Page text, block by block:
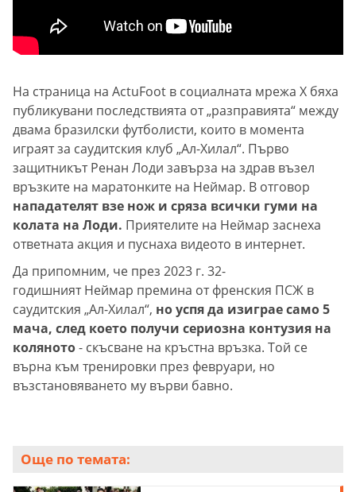
На страница на ActuFoot в социалната мрежа X бяха
публикувани последствията от „разправията“ между
двама бразилски футболисти, които в момента
играят за саудитския клуб „Ал-Хилал“. Първо
защитникът Ренан Лоди завърза на здрав възел
връзките на маратонките на Неймар. В отговор
нападателят взе нож и сряза всички гуми на
колата на Лоди. Приятелите на Неймар заснеха
ответната акция и пуснаха видеото в интернет.
Да припомним, че през 2023 г. 32-
годишният Неймар премина от френския ПСЖ в
саудитския „Ал-Хилал“, но успя да изиграе само 5
мача, след което получи сериозна контузия на
коляното- скъсване на кръстна връзка. Той се
върна към тренировки през февруари, но
възстановяването му върви бавно.
Още по темата: